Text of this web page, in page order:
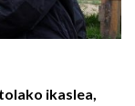
ikaslea,